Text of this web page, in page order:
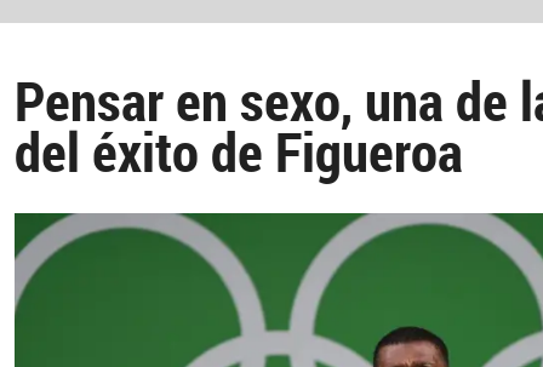
Pensar en sexo, una de
del éxito de Figueroa